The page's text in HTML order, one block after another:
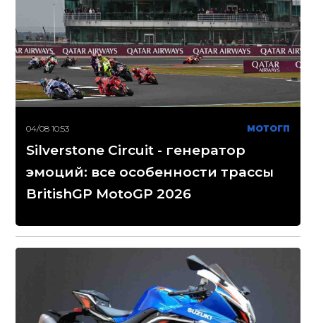
04/08 10:53 МОТОГП
Silverstone Circuit - генератор
эмоций: все особенности трассы
BritishGP MotoGP 2026